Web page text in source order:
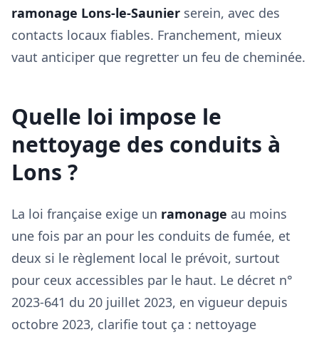
ramonage Lons-le-Saunier serein, avec des
contacts locaux fiables. Franchement, mieux
vaut anticiper que regretter un feu de cheminée.
Quelle loi impose le
nettoyage des conduits à
Lons ?
La loi française exige un ramonage au moins
une fois par an pour les conduits de fumée, et
deux si le règlement local le prévoit, surtout
pour ceux accessibles par le haut. Le décret n°
2023-641 du 20 juillet 2023, en vigueur depuis
octobre 2023, clarifie tout ça : nettoyage